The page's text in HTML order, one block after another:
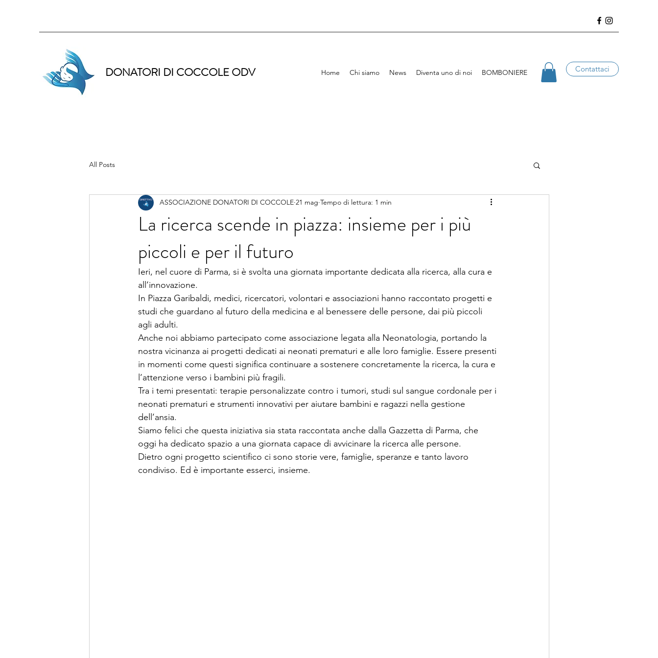
DONATORI DI COCCOLE ODV Home Chi siamo News Diventa uno di noi BOMBONIERE Contattaci
All Posts
La ricerca scende in piazza: insieme per i più
piccoli e per il futuro
ASSOCIAZIONE DONATORI DI COCCOLE 21 mag Tempo di lettura: 1 min
Ieri, nel cuore di Parma, si è svolta una giornata importante dedicata alla ricerca, alla cura e
all’innovazione.
In Piazza Garibaldi, medici, ricercatori, volontari e associazioni hanno raccontato progetti e
studi che guardano al futuro della medicina e al benessere delle persone, dai più piccoli
agli adulti.
Anche noi abbiamo partecipato come associazione legata alla Neonatologia, portando la
nostra vicinanza ai progetti dedicati ai neonati prematuri e alle loro famiglie. Essere presenti
in momenti come questi significa continuare a sostenere concretamente la ricerca, la cura e
l’attenzione verso i bambini più fragili.
Tra i temi presentati: terapie personalizzate contro i tumori, studi sul sangue cordonale per i
neonati prematuri e strumenti innovativi per aiutare bambini e ragazzi nella gestione
dell’ansia.
Siamo felici che questa iniziativa sia stata raccontata anche dalla Gazzetta di Parma, che
oggi ha dedicato spazio a una giornata capace di avvicinare la ricerca alle persone.
Dietro ogni progetto scientifico ci sono storie vere, famiglie, speranze e tanto lavoro
condiviso. Ed è importante esserci, insieme.